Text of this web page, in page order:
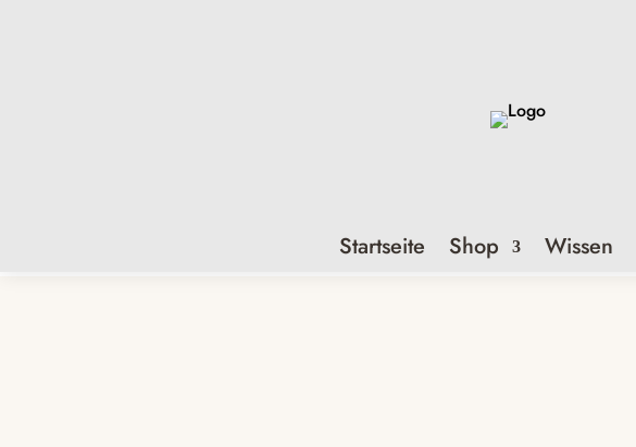
Startseite Shop Wissen